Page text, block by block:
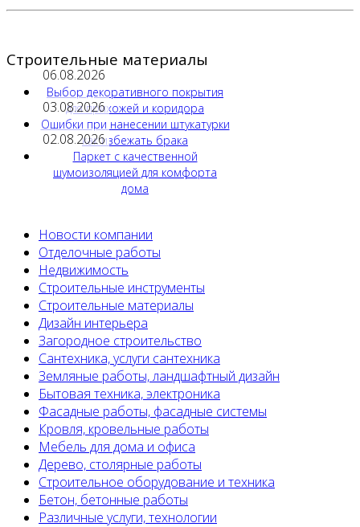
Строительные материалы
06.08.2026
Выбор декоративного покрытия
для прихожей и коридора
03.08.2026
Ошибки при нанесении штукатурки
как избежать брака
02.08.2026
Паркет с качественной
шумоизоляцией для комфорта
дома
Новости компании
Отделочные работы
Недвижимость
Строительные инструменты
Строительные материалы
Дизайн интерьера
Загородное строительство
Сантехника, услуги сантехника
Земляные работы, ландшафтный дизайн
Бытовая техника, электроника
Фасадные работы, фасадные системы
Кровля, кровельные работы
Мебель для дома и офиса
Дерево, столярные работы
Строительное оборудование и техника
Бетон, бетонные работы
Различные услуги, технологии